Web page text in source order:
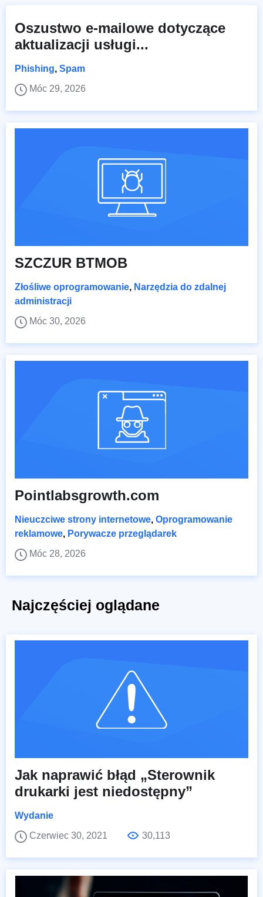
Oszustwo e-mailowe dotyczące
aktualizacji usługi...
Phishing, Spam
Móc 29, 2026
SZCZUR BTMOB
Złośliwe oprogramowanie, Narzędzia do zdalnej
administracji
Móc 30, 2026
Pointlabsgrowth.com
Nieuczciwe strony internetowe, Oprogramowanie
reklamowe, Porywacze przeglądarek
Móc 28, 2026
Najczęściej oglądane
Jak naprawić błąd „Sterownik
drukarki jest niedostępny”
Wydanie
Czerwiec 30, 2021
30,113